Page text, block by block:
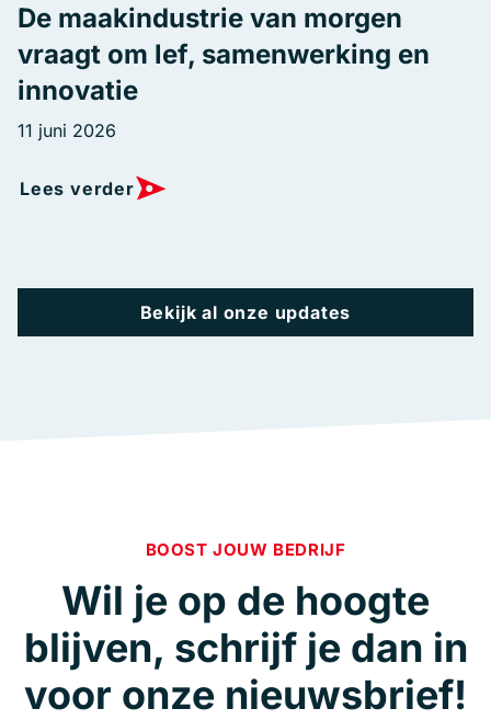
De maakindustrie van morgen
vraagt om lef, samenwerking en
innovatie
11 juni 2026
Lees verder
Bekijk al onze updates
BOOST JOUW BEDRIJF
Wil je op de hoogte
blijven, schrijf je dan in
voor onze nieuwsbrief!